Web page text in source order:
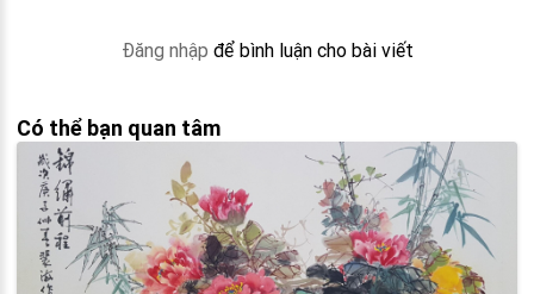
Đăng nhập để bình luận cho bài viết
Có thể bạn quan tâm